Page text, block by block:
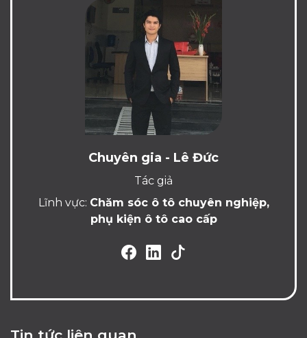
Chuyên gia - Lê Đức
Tác giả
Lĩnh vực: Chăm sóc ô tô chuyên nghiệp,
phụ kiện ô tô cao cấp